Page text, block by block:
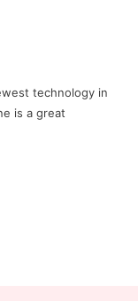
technology in
is a great